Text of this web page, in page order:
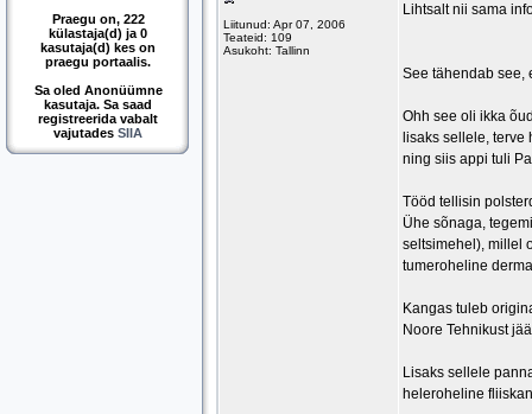
Praegu on, 222
külastaja(d) ja 0
kasutaja(d) kes on
praegu portaalis.
Sa oled Anonüümne
kasutaja. Sa saad
registreerida vabalt
vajutades SIIA
Liitunud: Apr 07, 2006
Teateid: 109
Asukoht: Tallinn
Lihtsalt nii sama
See tähendab see,
Ohh see oli ikka
lisaks sellele,
ning siis appi tuli
Tööd tellisin
Ühe sõnaga,
seltsimehel), millel
tumeroheline
Kangas tuleb
Noore Tehnikust
Lisaks sellele
heleroheline